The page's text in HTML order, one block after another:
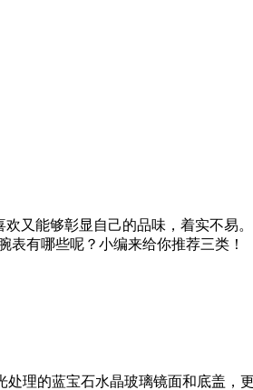
又能够彰显自己的品味，着实不易
有哪些呢？小编来给你推荐三类！
理的蓝宝石水晶玻璃镜面和底盖，